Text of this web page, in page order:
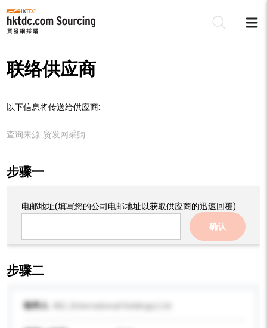
联络供应商
以下信息将传送给供应商:
查询来源: 贸发网采购
步骤一
电邮地址(填写您的公司电邮地址以获取供应商的迅速回覆)
确认
步骤二
收件人